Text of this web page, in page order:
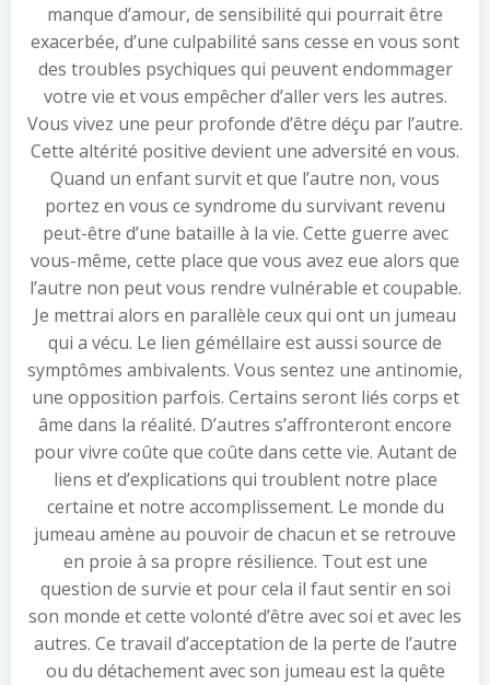
manque d’amour, de sensibilité qui pourrait être
exacerbée, d’une culpabilité sans cesse en vous sont
des troubles psychiques qui peuvent endommager
votre vie et vous empêcher d’aller vers les autres.
Vous vivez une peur profonde d’être déçu par l’autre.
Cette altérité positive devient une adversité en vous.
Quand un enfant survit et que l’autre non, vous
portez en vous ce syndrome du survivant revenu
peut-être d’une bataille à la vie. Cette guerre avec
vous-même, cette place que vous avez eue alors que
l’autre non peut vous rendre vulnérable et coupable.
Je mettrai alors en parallèle ceux qui ont un jumeau
qui a vécu. Le lien géméllaire est aussi source de
symptômes ambivalents. Vous sentez une antinomie,
une opposition parfois. Certains seront liés corps et
âme dans la réalité. D’autres s’affronteront encore
pour vivre coûte que coûte dans cette vie. Autant de
liens et d’explications qui troublent notre place
certaine et notre accomplissement. Le monde du
jumeau amène au pouvoir de chacun et se retrouve
en proie à sa propre résilience. Tout est une
question de survie et pour cela il faut sentir en soi
son monde et cette volonté d’être avec soi et avec les
autres. Ce travail d’acceptation de la perte de l’autre
ou du détachement avec son jumeau est la quête